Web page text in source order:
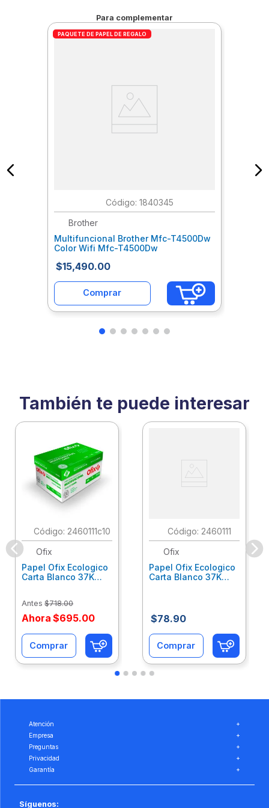
Volumen de Paginas Mensuales
recomendadas: 400 a 800
Para complementar
PAQUETE DE PAPEL DE REGALO
: 1840345
Brother
Multifuncional Brother Mfc-T4500Dw
Color Wifi Mfc-T4500Dw
$15,490.00
Comprar
También te puede interesar
: 2460111c10
Ofix
Papel Ofix Ecologico
Carta Blanco 37K
Antes $718.00
Ahora $695.00
Comprar
: 2460111
Ofix
Papel Ofix Ecologico
Carta Blanco 37K
$78.90
Comprar
Atención
+
Empresa
+
Preguntas
+
Privacidad
+
Garantía
+
Síguenos: